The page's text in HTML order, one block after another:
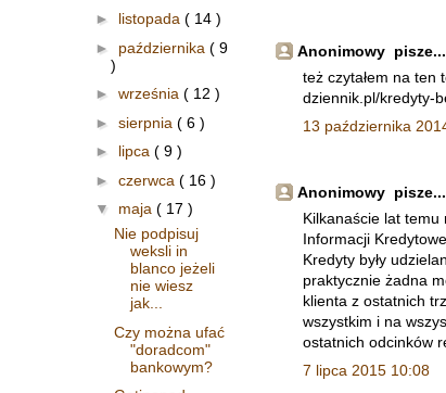
Anonimowy pisze...
też czytałem na ten
dziennik.pl/kredyty-
13 października
Anonimowy pisze...
Kilkanaście lat temu
Informacji
Kredyty były
praktycznie żadna
klienta z ostatnich
wszystkim i na
ostatnich odcinków
7 lipca 2015 10:08
► listopada ( 14 )
► października ( 9
)
► września ( 12 )
► sierpnia ( 6 )
► lipca ( 9 )
► czerwca ( 16 )
▼ maja ( 17 )
Nie podpisuj
weksli in
blanco jeżeli
nie wiesz
jak...
Czy można ufać
"doradcom"
bankowym?